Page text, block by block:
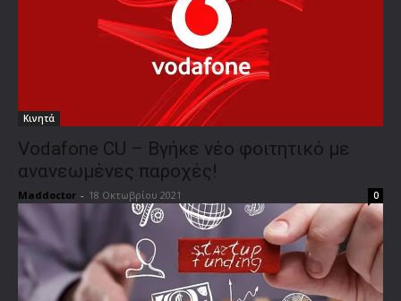
Κινητά
Vodafone CU – Βγήκε νέο φοιτητικό με
ανανεωμένες παροχές!
Maddoctor - 18 Οκτωβρίου 2021 0